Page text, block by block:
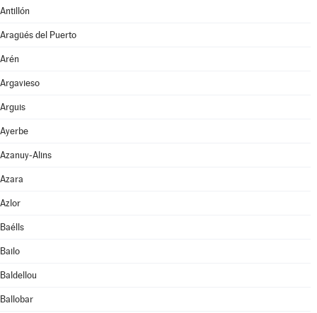
Antillón
Aragüés del Puerto
Arén
Argavieso
Arguis
Ayerbe
Azanuy-Alins
Azara
Azlor
Baélls
Bailo
Baldellou
Ballobar